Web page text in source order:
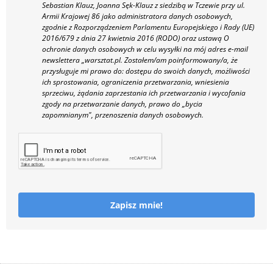
Sebastian Klauz, Joanna Sęk-Klauz z siedzibą w Tczewie przy ul.
Armii Krajowej 86 jako administratora danych osobowych,
zgodnie z Rozporządzeniem Parlamentu Europejskiego i Rady (UE)
2016/679 z dnia 27 kwietnia 2016 (RODO) oraz ustawą O
ochronie danych osobowych w celu wysyłki na mój adres e-mail
newslettera „warsztat.pl. Zostałem/am poinformowany/a, że
przysługuje mi prawo do: dostępu do swoich danych, możliwości
ich sprostowania, ograniczenia przetwarzania, wniesienia
sprzeciwu, żądania zaprzestania ich przetwarzania i wycofania
zgody na przetwarzanie danych, prawo do „bycia
zapomnianym", przenoszenia danych osobowych.
Zapisz mnie!